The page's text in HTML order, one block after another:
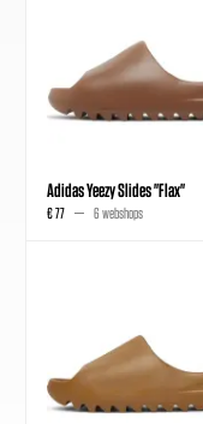
Adidas Yeezy Slides "Flax"
€ 77 6 webshops